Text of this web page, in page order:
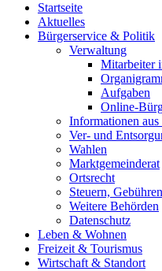
Startseite
Aktuelles
Bürgerservice & Politik
Verwaltung
Mitarbeiter
Aufgaben
Online-
Informationen
Ver- und
Wahlen
Marktgemeinderat
Ortsrecht
Steuern,
Weitere Behörden
Datenschutz
Leben & Wohnen
Freizeit & Tourismus
Wirtschaft & Standort